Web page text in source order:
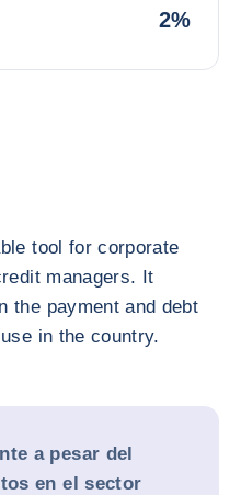
2%
tool for corporate
managers. It
the payment and debt
in the country.
a pesar del
en el sector